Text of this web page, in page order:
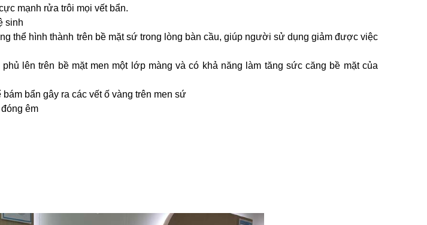
mạnh rửa trôi mọi vết bẩn.
sinh
thể hình thành trên bề mặt sứ trong lòng bàn cầu, giúp người sử dụng giảm được việc
lên trên bề mặt men một lớp màng và có khả năng làm tăng sức căng bề mặt của
bẩn gây ra các vết ố vàng trên men sứ
êm